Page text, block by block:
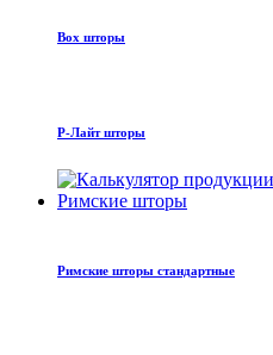
Box шторы
Р-Лайт шторы
Римские шторы
Римские шторы стандартные